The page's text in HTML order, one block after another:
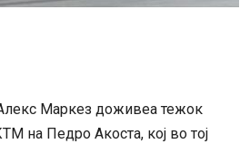
Маркез доживеа тежок
на Педро Акоста, кој во тој